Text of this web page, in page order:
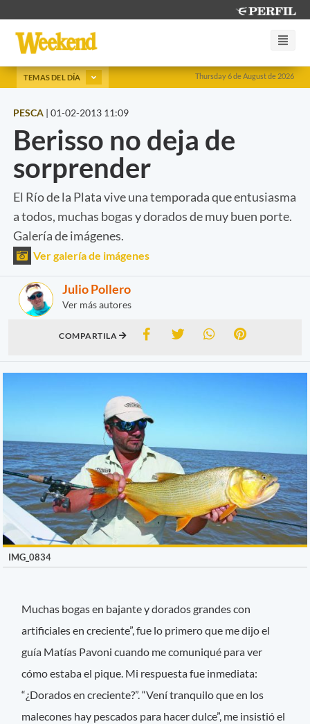
Thursday 6 de August de 2026
TEMAS DEL DÍA
PESCA | 01-02-2013 11:09
Berisso no deja de
sorprender
El Río de la Plata vive una temporada que entusiasma
a todos, muchas bogas y dorados de muy buen porte.
Galería de imágenes.
Ver galería de imágenes
Julio Pollero
Ver más autores
COMPARTILA
IMG_0834
Muchas bogas en bajante y dorados grandes con
artificiales en creciente”, fue lo primero que me dijo el
guía Matías Pavoni cuando me comuniqué para ver
cómo estaba el pique. Mi respuesta fue inmediata:
“¿Dorados en creciente?”. “Vení tranquilo que en los
malecones hay pescados para hacer dulce”, me insistió el